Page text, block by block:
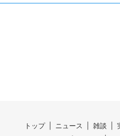
トップ ニュース 雑談